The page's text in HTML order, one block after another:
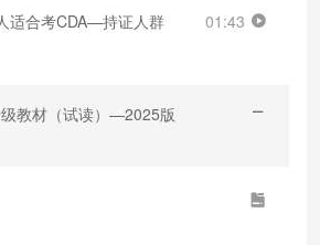
适合考CDA—持证人群
01:43
教材（试读）—2025版